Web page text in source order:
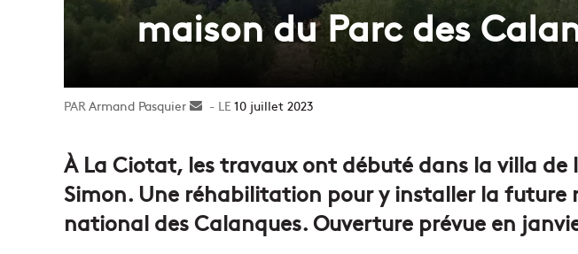
maison du Parc des
Armand Pasquier
Envoyer10 juillet 2023
À La Ciotat, les travaux ont débuté dans la villa de
Simon. Une réhabilitation pour y installer la future
national des Calanques. Ouverture prévue en